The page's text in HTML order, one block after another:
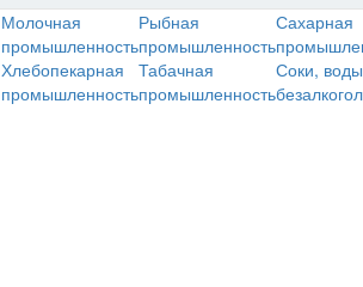
Молочная
промышленность
Рыбная
промышленность
Сахарная
Хлебопекарная
промышленность
Табачная
промышленность
Соки,